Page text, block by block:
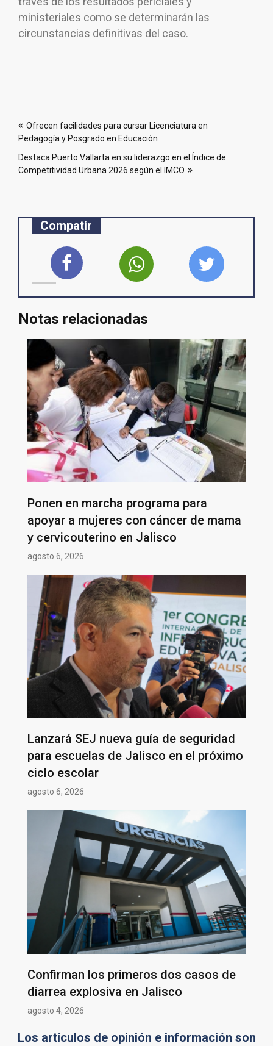
ministeriales como se determinarán las
circunstancias definitivas del caso.
de
entradas
Ofrecen facilidades para cursar Licenciatura en
Pedagogía y Posgrado en Educación
Destaca Puerto Vallarta en su liderazgo en el Índice de
Competitividad Urbana 2026 según el IMCO
Compatir
Notas relacionadas
Ponen en marcha programa para
apoyar a mujeres con cáncer de mama
y cervicouterino en Jalisco
agosto 6, 2026
Lanzará SEJ nueva guía de seguridad
para escuelas de Jalisco en el próximo
ciclo escolar
agosto 6, 2026
Confirman los primeros dos casos de
diarrea explosiva en Jalisco
agosto 4, 2026
Los artículos de opinión e información son